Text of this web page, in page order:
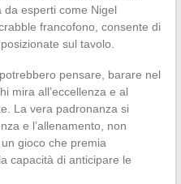
da esperti come Nigel
francofono, consente di
sul tavolo.
pensare, barare nel
mira all’eccellenza e al
La vera padronanza si
e l’allenamento, non
gioco che premia
capacità di anticipare le